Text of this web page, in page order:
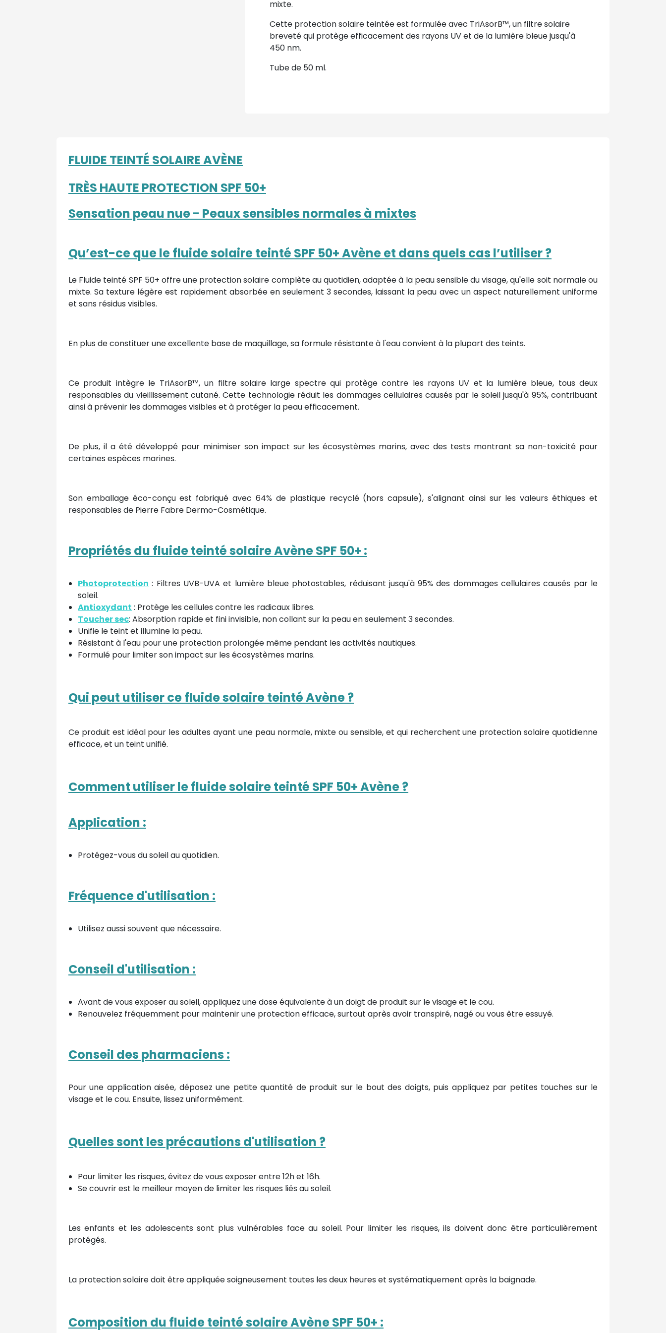
mixte.
Cette protection solaire teintée est formulée avec TriAsorB™, un filtre solaire
breveté qui protège efficacement des rayons UV et de la lumière bleue jusqu'à
450 nm.
Tube de 50 ml.
FLUIDE TEINTÉ SOLAIRE AVÈNE
TRÈS HAUTE PROTECTION SPF 50+
Sensation peau nue - Peaux sensibles normales à mixtes
Qu’est-ce que le fluide solaire teinté SPF 50+ Avène et dans quels cas l’utiliser ?
Le Fluide teinté SPF 50+ offre une protection solaire complète au quotidien, adaptée à la peau sensible du visage, qu'elle soit normale ou
mixte. Sa texture légère est rapidement absorbée en seulement 3 secondes, laissant la peau avec un aspect naturellement uniforme
et sans résidus visibles.
En plus de constituer une excellente base de maquillage, sa formule résistante à l'eau convient à la plupart des teints.
Ce produit intègre le TriAsorB™, un filtre solaire large spectre qui protège contre les rayons UV et la lumière bleue, tous deux
responsables du vieillissement cutané. Cette technologie réduit les dommages cellulaires causés par le soleil jusqu'à 95%, contribuant
ainsi à prévenir les dommages visibles et à protéger la peau efficacement.
De plus, il a été développé pour minimiser son impact sur les écosystèmes marins, avec des tests montrant sa non-toxicité pour
certaines espèces marines.
Son emballage éco-conçu est fabriqué avec 64% de plastique recyclé (hors capsule), s'alignant ainsi sur les valeurs éthiques et
responsables de Pierre Fabre Dermo-Cosmétique.
Propriétés du fluide teinté solaire Avène SPF 50+ :
Photoprotection : Filtres UVB-UVA et lumière bleue photostables, réduisant jusqu'à 95% des dommages cellulaires causés par le
soleil.
Antioxydant : Protège les cellules contre les radicaux libres.
Toucher sec: Absorption rapide et fini invisible, non collant sur la peau en seulement 3 secondes.
Unifie le teint et illumine la peau.
Résistant à l'eau pour une protection prolongée même pendant les activités nautiques.
Formulé pour limiter son impact sur les écosystèmes marins.
Qui peut utiliser ce fluide solaire teinté Avène ?
Ce produit est idéal pour les adultes ayant une peau normale, mixte ou sensible, et qui recherchent une protection solaire quotidienne
efficace, et un teint unifié.
Comment utiliser le fluide solaire teinté SPF 50+ Avène ?
Application :
Protégez-vous du soleil au quotidien.
Fréquence d'utilisation :
Utilisez aussi souvent que nécessaire.
Conseil d'utilisation :
Avant de vous exposer au soleil, appliquez une dose équivalente à un doigt de produit sur le visage et le cou.
Renouvelez fréquemment pour maintenir une protection efficace, surtout après avoir transpiré, nagé ou vous être essuyé.
Conseil des pharmaciens :
Pour une application aisée, déposez une petite quantité de produit sur le bout des doigts, puis appliquez par petites touches sur le
visage et le cou. Ensuite, lissez uniformément.
Quelles sont les précautions d'utilisation ?
Pour limiter les risques, évitez de vous exposer entre 12h et 16h.
Se couvrir est le meilleur moyen de limiter les risques liés au soleil.
Les enfants et les adolescents sont plus vulnérables face au soleil. Pour limiter les risques, ils doivent donc être particulièrement
protégés.
La protection solaire doit être appliquée soigneusement toutes les deux heures et systématiquement après la baignade.
Composition du fluide teinté solaire Avène SPF 50+ :